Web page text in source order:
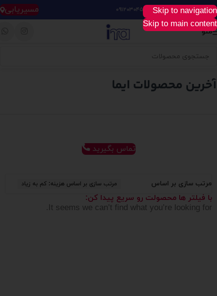
Skip to navigation
Skip to main content
خرید آسان، سریع و راحت : ۰۹۱۲۰۳۰۴۵۲۸ مسیریابی
منو
تماس بگیرید
مرتب سازی بر اساس مرتب سازی بر اساس هزینه: کم به زیاد
با فیلتر ها محصولت رو سریع پیدا کن:
It seems we can’t find what you’re looking for.